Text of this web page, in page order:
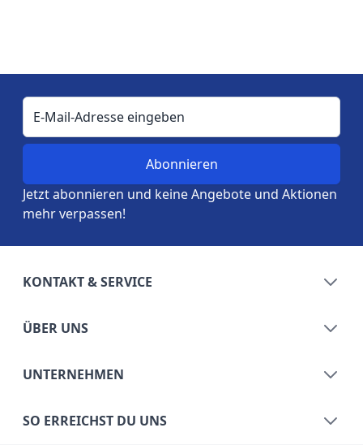
E-Mail-Adresse
Jetzt abonnieren und keine Angebote und Aktionen
mehr verpassen!
KONTAKT & SERVICE
ÜBER UNS
UNTERNEHMEN
SO ERREICHST DU UNS